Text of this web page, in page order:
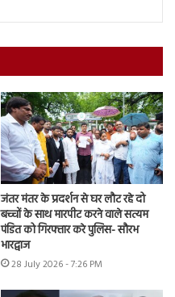
जंतर मंतर के प्रदर्शन से घर लौट रहे दो
बच्चों के साथ मारपीट करने वाले सत्यम
पंडित को गिरफ्तार करे पुलिस- सौरभ
भारद्वाज
28 July 2026 - 7:26 PM